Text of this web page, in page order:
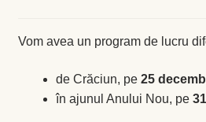
Vom avea un program de lucru
de Crăciun, pe 25
în ajunul Anului Nou, pe